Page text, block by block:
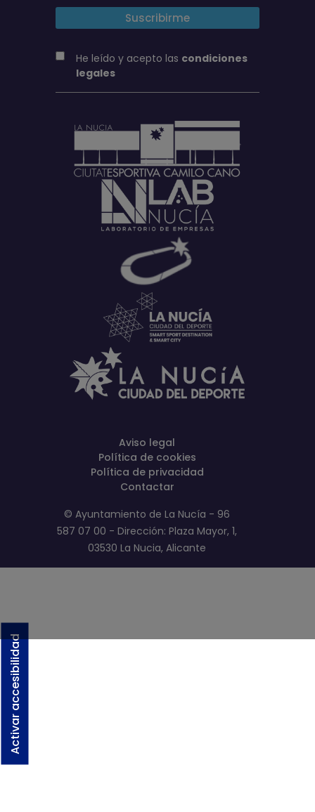
Activar accesibilidad
He leído y acepto las condiciones
legales
Aviso legal
Política de cookies
Política de privacidad
Contactar
© Ayuntamiento de La Nucía - 96
587 07 00 - Dirección: Plaza Mayor, 1,
03530 La Nucia, Alicante